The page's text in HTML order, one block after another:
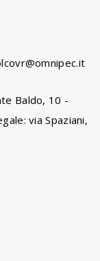
Baldo, 10 -
via Spaziani,